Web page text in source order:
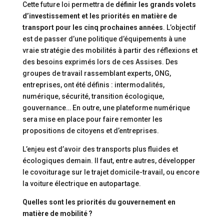
Cette future loi permettra de définir les grands volets
d’investissement et les priorités en matière de
transport pour les cinq prochaines années. L’objectif
est de passer d’une politique d’équipements à une
vraie stratégie des mobilités à partir des réflexions et
des besoins exprimés lors de ces Assises. Des
groupes de travail rassemblant experts, ONG,
entreprises, ont été définis : intermodalités,
numérique, sécurité, transition écologique,
gouvernance… En outre, une plateforme numérique
sera mise en place pour faire remonter les
propositions de citoyens et d’entreprises.
L’enjeu est d’avoir des transports plus fluides et
écologiques demain. Il faut, entre autres, développer
le covoiturage sur le trajet domicile-travail, ou encore
la voiture électrique en autopartage.
Quelles sont les priorités du gouvernement en
matière de mobilité ?